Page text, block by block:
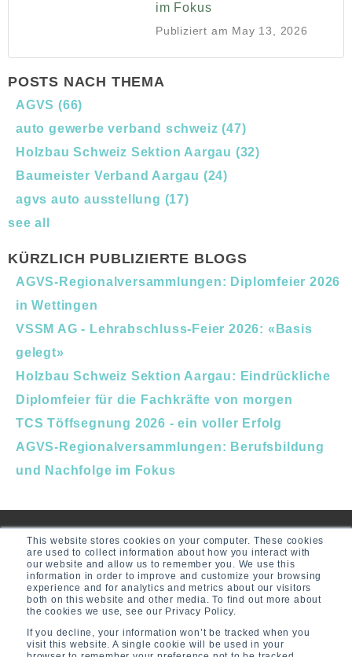
This website stores cookies on your computer. These cookies
are used to collect information about how you interact with
our website and allow us to remember you. We use this
information in order to improve and customize your browsing
experience and for analytics and metrics about our visitors
both on this website and other media. To find out more about
the cookies we use, see our Privacy Policy.
If you decline, your information won’t be tracked when you
visit this website. A single cookie will be used in your
im Fokus
Publiziert am May 13, 2026
POSTS NACH THEMA
AGVS (66)
auto gewerbe verband schweiz(47)
Holzbau Schweiz Sektion Aargau (32)
Baumeister Verband Aargau (24)
agvs auto ausstellung (17)
see all
KÜRZLICH PUBLIZIERTE BLOGS
AGVS-Regionalversammlungen: Diplomfeier 2026
in Wettingen
VSSM AG - Lehrabschluss-Feier 2026: «Basis
gelegt»
Holzbau Schweiz Sektion Aargau: Eindrückliche
Diplomfeier für die Fachkräfte von morgen
TCS Töffsegnung 2026 - ein voller Erfolg
AGVS-Regionalversammlungen: Berufsbildung
und Nachfolge im Fokus